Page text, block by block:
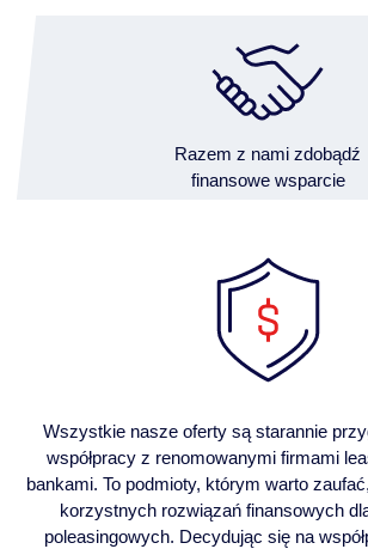
Razem z nami zdobądź
finansowe wsparcie
Wszystkie nasze oferty są starannie
współpracy z renomowanymi firmami
bankami. To podmioty, którym warto
korzystnych rozwiązań finansowych
poleasingowych. Decydując się na